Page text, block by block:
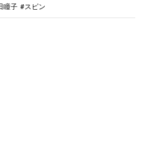
瞳子 スピン